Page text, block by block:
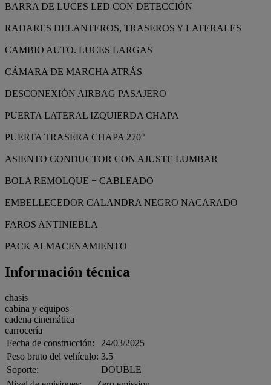
BARRA DE LUCES LED CON DETECCIÓN
RADARES DELANTEROS, TRASEROS Y LATERALES
CAMBIO AUTO. LUCES LARGAS
CÁMARA DE MARCHA ATRÁS
DESCONEXIÓN AIRBAG PASAJERO
PUERTA LATERAL IZQUIERDA CHAPA
PUERTA TRASERA CHAPA 270°
ASIENTO CONDUCTOR CON AJUSTE LUMBAR
BOLA REMOLQUE + CABLEADO
EMBELLECEDOR CALANDRA NEGRO NACARADO
FAROS ANTINIEBLA
PACK ALMACENAMIENTO
Información técnica
chasis
cabina y equipos
cadena cinemática
carrocería
Fecha de construcción:
24/03/2025
Peso bruto del vehículo: 3.5
Soporte:
DOUBLE